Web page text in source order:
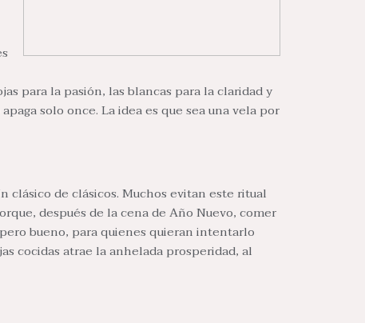
para la pasión, las blancas para la claridad y
solo once. La idea es que sea una vela por
clásico de clásicos. Muchos evitan este ritual
después de la cena de Año Nuevo, comer
bueno, para quienes quieran intentarlo
cocidas atrae la anhelada prosperidad, al